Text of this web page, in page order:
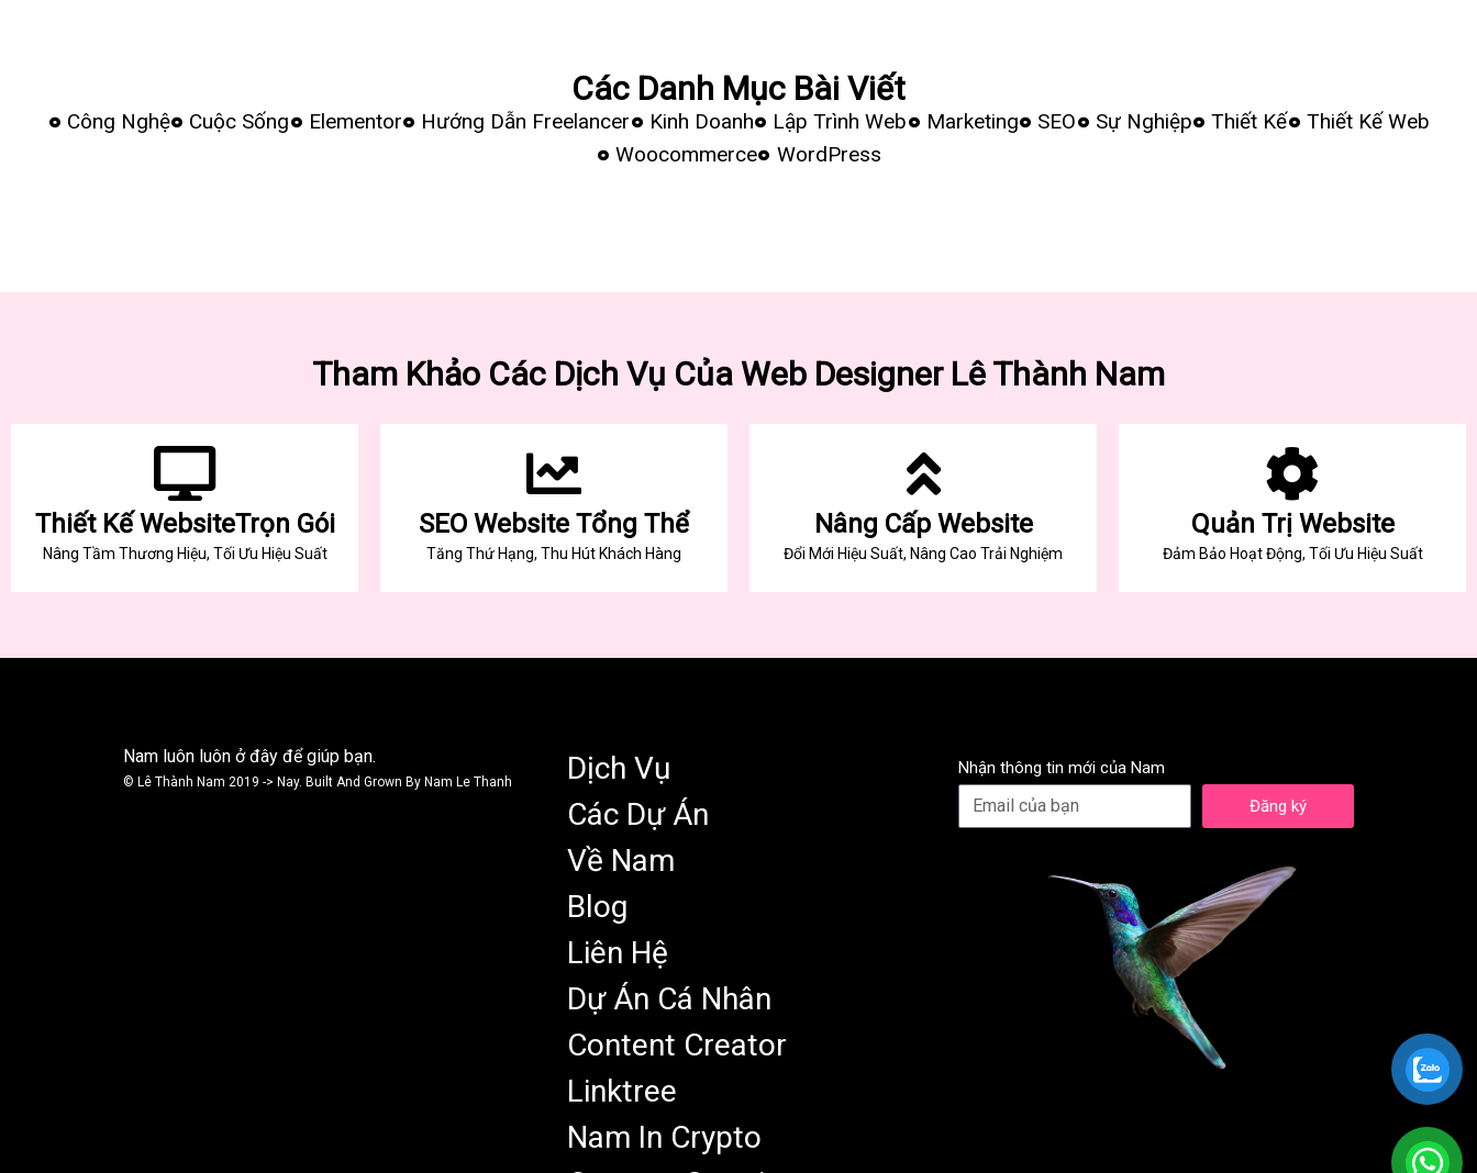
Các Danh Mục Bài Viết
Công Nghệ Cuộc Sống Elementor Hướng Dẫn Freelancer Kinh Doanh Lập Trình Web Marketing SEO Sự Nghiệp Thiết Kế
Thiết Kế Web
Woocommerce
WordPress
Tham Khảo Các Dịch Vụ Của Web Designer Lê Thành Nam
Thiết Kế WebsiteTrọn Gói
Nâng Tầm Thương Hiệu, Tối Ưu Hiệu Suất
SEO Website Tổng Thể
Tăng Thứ Hạng, Thu Hút Khách Hàng
Nâng Cấp Website
Đổi Mới Hiệu Suất, Nâng Cao Trải Nghiệm
Quản Trị Website
Đảm Bảo Hoạt Động, Tối Ưu Hiệu Suất
Nam luôn luôn ở đây để giúp bạn.
© Lê Thành Nam 2019 -> Nay. Built And Grown By Nam Le Thanh
Dịch Vụ
Các Dự Án
Về Nam
Blog
Liên Hệ
Dự Án Cá Nhân
Content Creator
Linktree
Nam In Crypto
Nhận thông tin mới của Nam
Đăng ký